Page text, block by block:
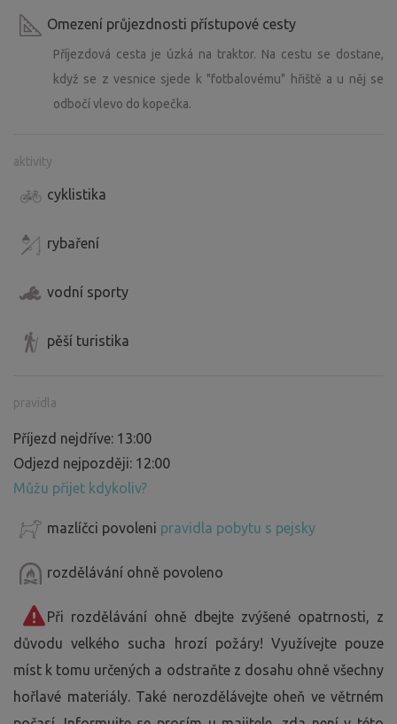
Omezení průjezdnosti přístupové cesty
Příjezdová cesta je úzká na traktor. Na cestu se dostane,
když se z vesnice sjede k "fotbalovému" hřiště a u něj se
odbočí vlevo do kopečka.
aktivity
cyklistika
rybaření
vodní sporty
pěší turistika
pravidla
Příjezd nejdříve: 13:00
Odjezd nejpozději: 12:00
Můžu přijet kdykoliv?
mazlíčci povoleni pravidla pobytu s pejsky
rozdělávání ohně povoleno
Při rozdělávání ohně dbejte zvýšené opatrnosti, z
důvodu velkého sucha hrozí požáry! Využívejte pouze
míst k tomu určených a odstraňte z dosahu ohně všechny
hořlavé materiály. Také nerozdělávejte oheň ve větrném